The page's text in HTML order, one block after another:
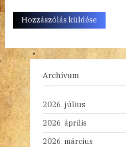
Archívum
2026. július
2026. április
2026. március